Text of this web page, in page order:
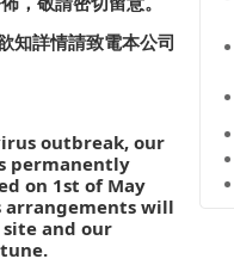
知詳情請致電本公司
outbreak, our
permanently
on 1st of May
arrangements will
and our